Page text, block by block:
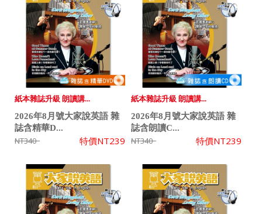
紙本雜誌升級 朗讀講...
2026年8月號大家說英語 雜
誌含精華D...
NT340 特價NT239
紙本雜誌升級 朗讀講...
2026年8月號大家說英語 雜
誌含朗讀C...
NT340 特價NT239